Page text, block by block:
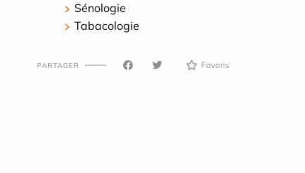
Sénologie
Tabacologie
PARTAGER Favoris